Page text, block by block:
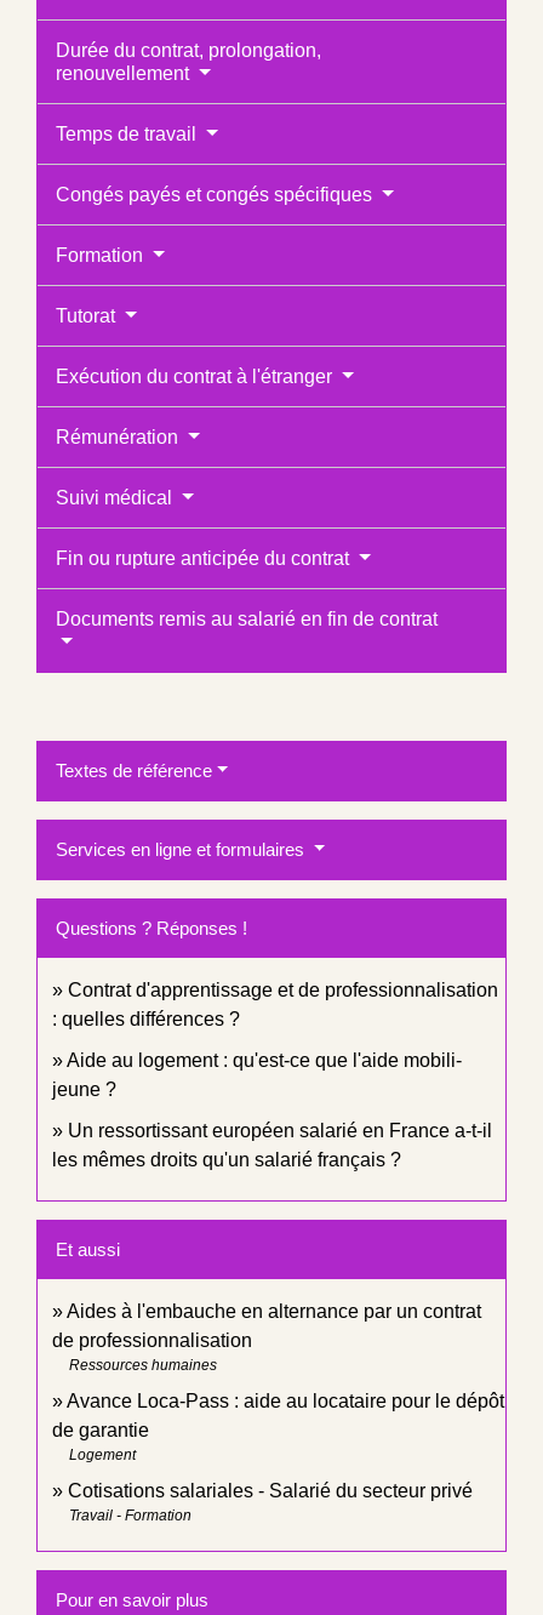
Durée du contrat, prolongation,
renouvellement
Temps de travail
Congés payés et congés spécifiques
Formation
Tutorat
Exécution du contrat à l'étranger
Rémunération
Suivi médical
Fin ou rupture anticipée du contrat
Documents remis au salarié en fin de contrat
Textes de référence
Services en ligne et formulaires
Questions ? Réponses !
Contrat d'apprentissage et de professionnalisation
: quelles différences ?
Aide au logement : qu'est-ce que l'aide mobili-
jeune ?
Un ressortissant européen salarié en France a-t-il
les mêmes droits qu'un salarié français ?
Et aussi
Aides à l'embauche en alternance par un contrat
de professionnalisation
Ressources humaines
Avance Loca-Pass : aide au locataire pour le dépôt
de garantie
Logement
Cotisations salariales - Salarié du secteur privé
Travail - Formation
Pour en savoir plus